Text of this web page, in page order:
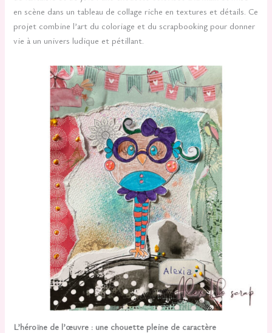
en scène dans un tableau de collage riche en textures et détails. Ce
projet combine l’art du coloriage et du scrapbooking pour donner
vie à un univers ludique et pétillant.
L’héroïne de l’œuvre : une chouette pleine de caractère